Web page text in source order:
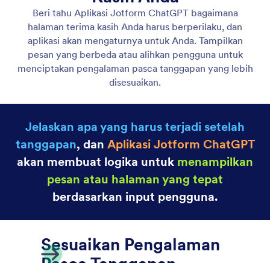
Visibilitas Bidang Bersyarat
Gunakan Aplikasi ChatGPT Jotform untuk langsung
membuat kondisi formulir cerdas hanya dengan
mengetik apa yang Anda butuhkan tanpa
pengaturan manual.